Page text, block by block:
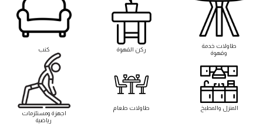
طاوﻻت خدمة
وقهوة
ركن القهوة كنب
المنزل والمطبخ
طاوﻻت طعام
اجهزة ومستلزمات
رياضية